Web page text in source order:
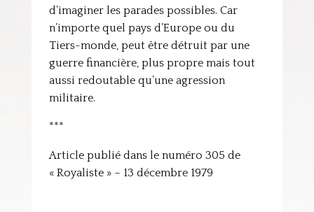
d’imaginer les parades possibles. Car
n’importe quel pays d’Europe ou du
Tiers-monde, peut être détruit par une
guerre financière, plus propre mais tout
aussi redoutable qu’une agression
militaire.
***
Article publié dans le numéro 305 de
« Royaliste » – 13 décembre 1979